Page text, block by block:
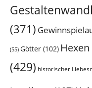
(371)
(55) Götter (102) Hexen
(429) historischer